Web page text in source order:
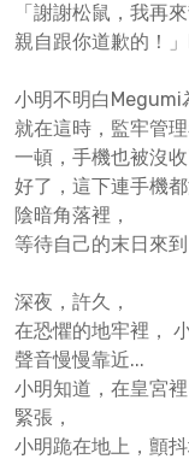
「謝謝松鼠，我再
親自跟你道歉的！
小明不明白Megumi
就在這時，監牢管
一頓，手機也被沒收
好了，這下連手機
陰暗角落裡，
等待自己的末日來到
深夜，許久，
在恐懼的地牢裡，
聲音慢慢靠近...
小明知道，在皇宮
緊張，
小明跪在地上，顫